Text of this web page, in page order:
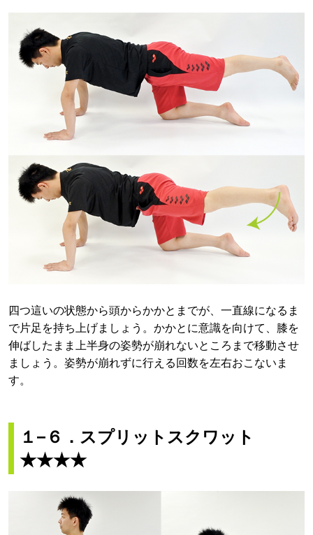
四つ這いの状態から頭からかかとまでが、一直線になるま
で片足を持ち上げましょう。かかとに意識を向けて、膝を
伸ばしたまま上半身の姿勢が崩れないところまで移動させ
ましょう。姿勢が崩れずに行える回数を左右おこないま
す。
１−６．スプリットスクワット
★★★★